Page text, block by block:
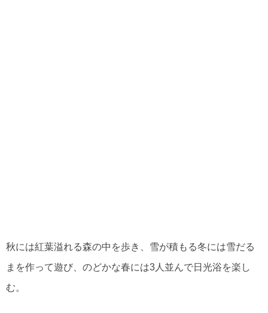
秋には紅葉溢れる森の中を歩き、雪が積もる冬には雪だる
まを作って遊び、のどかな春には3人並んで日光浴を楽し
む。